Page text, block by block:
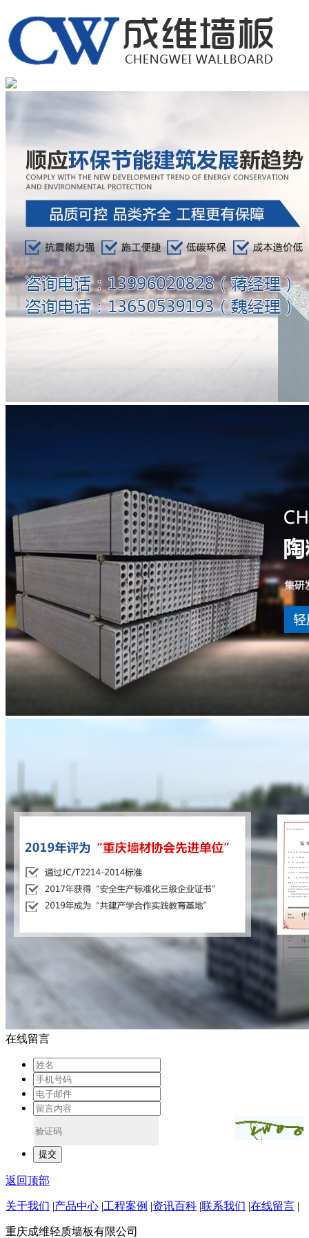
在线留言
返回顶部
关于我们 |产品中心 |工程案例 |资讯百科 |联系我们 |在线留言 |
重庆成维轻质墙板有限公司